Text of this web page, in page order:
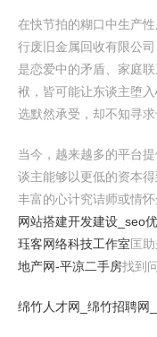
在快节拍的糊口中生产
行废旧金属回收有限公
是恋爱中的矛盾、家庭
袱，皆可能让东谈主堕
选默然承受，却不知寻
当今，越来越多的平台
谈主能够以更低的资本
丰富的心计究诘师或情怀
网站搭建开发建设_seo
珏客网络科技工作室匡
地产网-平凉二手房找到
绵竹人才网_绵竹招聘网